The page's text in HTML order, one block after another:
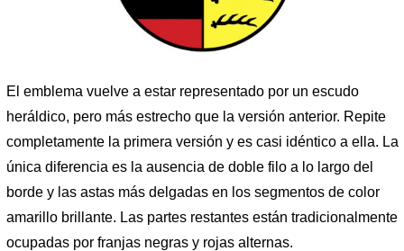
El emblema vuelve a estar representado por un escudo
heráldico, pero más estrecho que la versión anterior. Repite
completamente la primera versión y es casi idéntico a ella. La
única diferencia es la ausencia de doble filo a lo largo del
borde y las astas más delgadas en los segmentos de color
amarillo brillante. Las partes restantes están tradicionalmente
ocupadas por franjas negras y rojas alternas.